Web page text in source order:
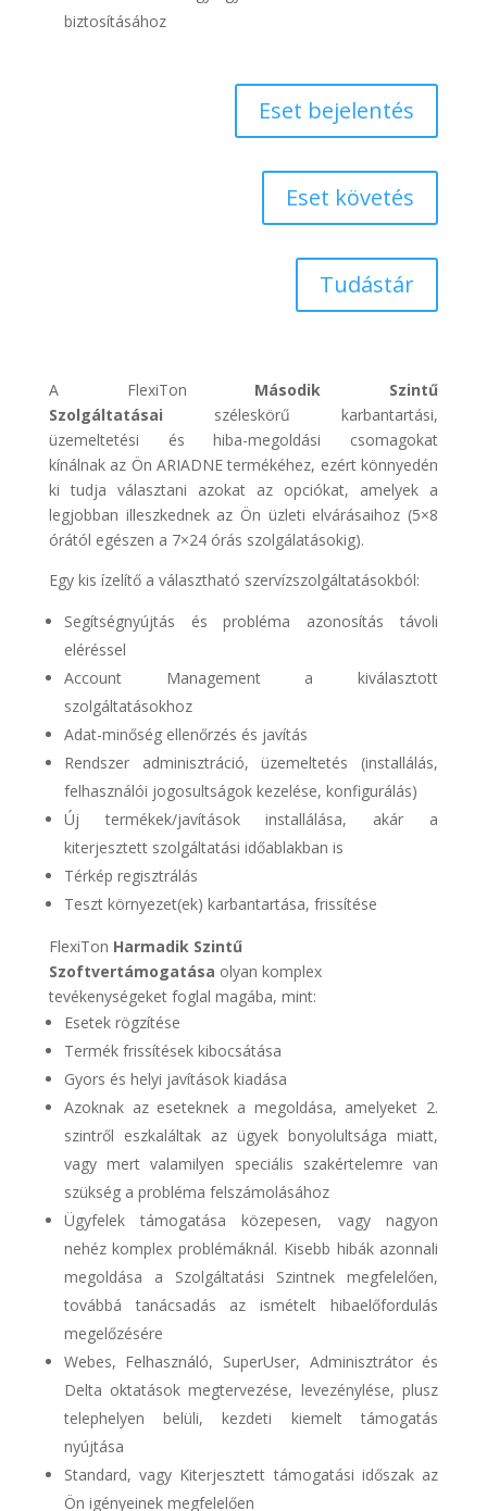
biztosításához
Eset bejelentés
Eset követés
Tudástár
A FlexiTon Második Szintű
Szolgáltatásai széleskörű karbantartási,
üzemeltetési és hiba-megoldási csomagokat
kínálnak az Ön ARIADNE termékéhez, ezért könnyedén
ki tudja választani azokat az opciókat, amelyek a
legjobban illeszkednek az Ön üzleti elvárásaihoz (5×8
órától egészen a 7×24 órás szolgálatásokig).
Egy kis ízelítő a választható szervízszolgáltatásokból:
Segítségnyújtás és probléma azonosítás távoli
eléréssel
Account Management a kiválasztott
szolgáltatásokhoz
Adat-minőség ellenőrzés és javítás
Rendszer adminisztráció, üzemeltetés (installálás,
felhasználói jogosultságok kezelése, konfigurálás)
Új termékek/javítások installálása, akár a
kiterjesztett szolgáltatási időablakban is
Térkép regisztrálás
Teszt környezet(ek) karbantartása, frissítése
FlexiTon Harmadik Szintű
Szoftvertámogatása olyan komplex
tevékenységeket foglal magába, mint:
Esetek rögzítése
Termék frissítések kibocsátása
Gyors és helyi javítások kiadása
Azoknak az eseteknek a megoldása, amelyeket 2.
szintről eszkaláltak az ügyek bonyolultsága miatt,
vagy mert valamilyen speciális szakértelemre van
szükség a probléma felszámolásához
Ügyfelek támogatása közepesen, vagy nagyon
nehéz komplex problémáknál. Kisebb hibák azonnali
megoldása a Szolgáltatási Szintnek megfelelően,
továbbá tanácsadás az ismételt hibaelőfordulás
megelőzésére
Webes, Felhasználó, SuperUser, Adminisztrátor és
Delta oktatások megtervezése, levezénylése, plusz
telephelyen belüli, kezdeti kiemelt támogatás
nyújtása
Standard, vagy Kiterjesztett támogatási időszak az
Ön igényeinek megfelelően